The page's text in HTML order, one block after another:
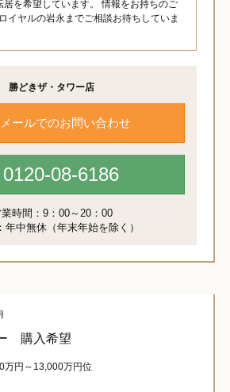
居を希望しています。 情報をお持ちのご
イヤルの岩永までご相談お待ちしていま
勝どきザ・タワー店
メールでのお問い合わせ
0120-08-6186
時間：9：00～20：00
年中無休（年末年始を除く）
購入希望
万円～13,000万円位